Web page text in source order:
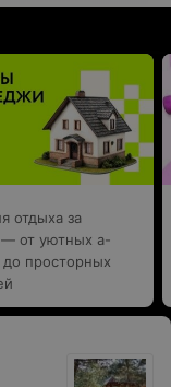
отдыха за
от уютных а-
просторных